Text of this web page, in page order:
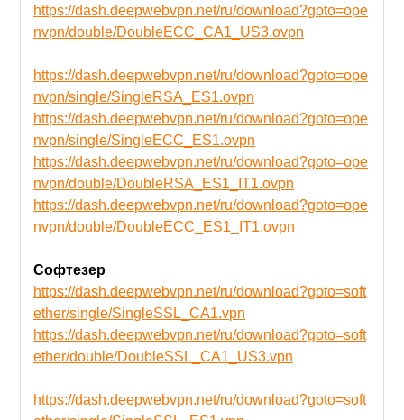
https://dash.deepwebvpn.net/ru/download?goto=ope
nvpn/double/DoubleECC_CA1_US3.ovpn
https://dash.deepwebvpn.net/ru/download?goto=ope
nvpn/single/SingleRSA_ES1.ovpn
https://dash.deepwebvpn.net/ru/download?goto=ope
nvpn/single/SingleECC_ES1.ovpn
https://dash.deepwebvpn.net/ru/download?goto=ope
nvpn/double/DoubleRSA_ES1_IT1.ovpn
https://dash.deepwebvpn.net/ru/download?goto=ope
nvpn/double/DoubleECC_ES1_IT1.ovpn
Софтезер
https://dash.deepwebvpn.net/ru/download?goto=soft
ether/single/SingleSSL_CA1.vpn
https://dash.deepwebvpn.net/ru/download?goto=soft
ether/double/DoubleSSL_CA1_US3.vpn
https://dash.deepwebvpn.net/ru/download?goto=soft